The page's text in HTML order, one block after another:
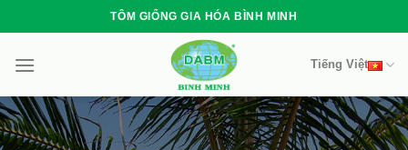
to
content
TÔM GIỐNG GIA HÓA BÌNH MINH
Tiếng Việt